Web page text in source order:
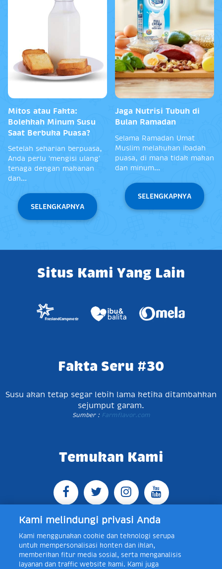
Mitos atau Fakta:
Bolehkah Minum Susu
Saat Berbuka Puasa?
Setelah seharian berpuasa,
Anda perlu ‘mengisi ulang’
tenaga dengan makanan
dan...
SELENGKAPNYA
Jaga Nutrisi Tubuh di
Bulan Ramadan
Selama Ramadan Umat
Muslim melakukan ibadah
puasa, di mana tidak makan
dan minum...
SELENGKAPNYA
Situs Kami Yang Lain
Fakta Seru #30
Susu akan tetap segar lebih lama ketika ditambahkan
sejumput garam.
Sumber :Farmflavor.com
Temukan Kami
Jl. Raya Bogor KM 5, Pasar Rebo, Jakarta Timur,
Indonesia 13760
Telp +62 21 8410945 | PO BOX
4074 Jakarta 13760 Indonesia
Kami melindungi privasi Anda
Kami menggunakan cookie dan teknologi serupa
untuk mempersonalisasi konten dan iklan,
memberikan fitur media sosial, serta menganalisis
layanan dan traffic website kami. Kami juga